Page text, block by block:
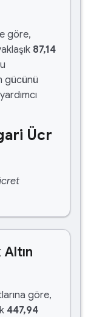
göre,
87,14
gücünü
Ücr
göre,
447,94